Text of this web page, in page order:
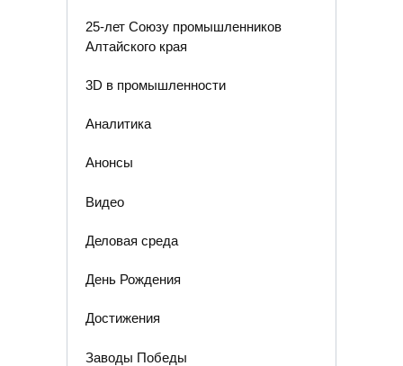
25-лет Союзу промышленников
Алтайского края
3D в промышленности
Аналитика
Анонсы
Видео
Деловая среда
День Рождения
Достижения
Заводы Победы